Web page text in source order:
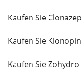
Kaufen Sie
Kaufen Sie
Kaufen Sie